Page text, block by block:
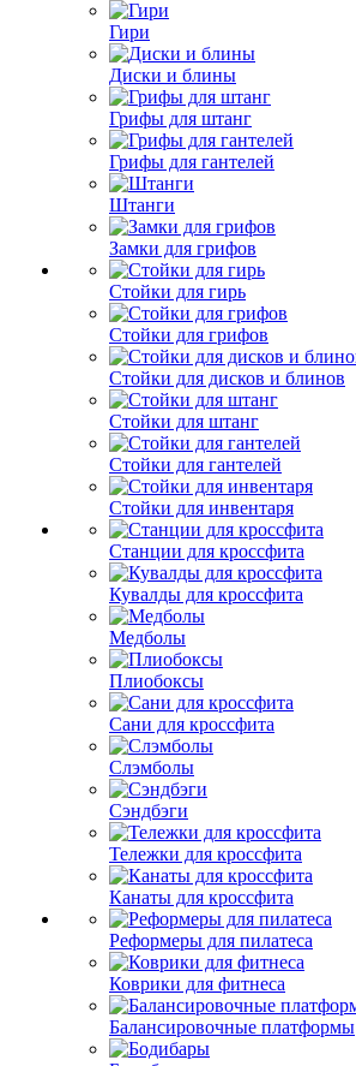
Гири
Диски и блины
Грифы для штанг
Грифы для гантелей
Штанги
Замки для грифов
Стойки для гирь
Стойки для грифов
Стойки для дисков и блинов
Стойки для штанг
Стойки для гантелей
Стойки для инвентаря
Станции для кроссфита
Кувалды для кроссфита
Медболы
Плиобоксы
Сани для кроссфита
Слэмболы
Сэндбэги
Тележки для кроссфита
Канаты для кроссфита
Реформеры для пилатеса
Коврики для фитнеса
Балансировочные платформы